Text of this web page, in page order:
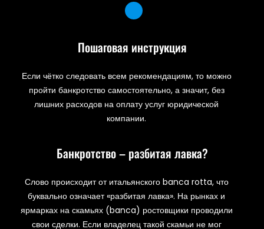
Пошаговая инструкция
Если чётко следовать всем рекомендациям, то можно
пройти банкротство самостоятельно, а значит, без
лишних расходов на оплату услуг юридической
компании.
Банкротство – разбитая лавка?
Слово происходит от итальянского banca rotta, что
буквально означает «разбитая лавка». На рынках и
ярмарках на скамьях (banca) ростовщики проводили
свои сделки. Если владелец такой скамьи не мог